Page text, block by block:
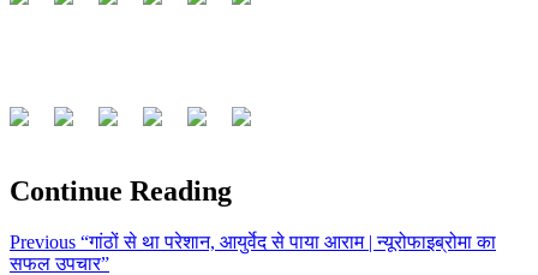
Continue Reading
Previous “गांठों से था परेशान, आयुर्वेद से पाया आराम | न्यूरोफाइब्रोमा का
सफल उपचार”